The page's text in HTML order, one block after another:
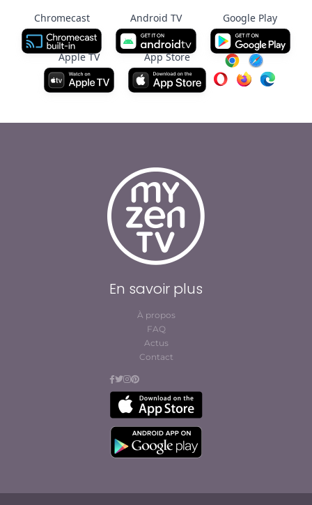
Chromecast Android TV Google Play
Apple TV App Store
En savoir plus
À propos
FAQ
Actus
Contact